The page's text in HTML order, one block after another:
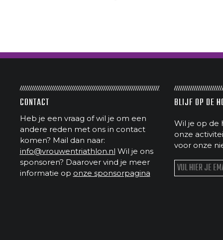
CONTACT
Heb je een vraag of wil je om een
andere reden met ons in contact
komen? Mail dan naar:
info@vrouwentriathlon.nl Wil je ons
sponsoren? Daarover vind je meer
informatie op onze sponsorpagina
BLIJF OP DE
Wil je op de
onze
voor onze